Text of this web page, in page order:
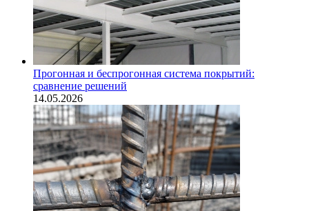
Прогонная и беспрогонная система покрытий:
сравнение решений
14.05.2026